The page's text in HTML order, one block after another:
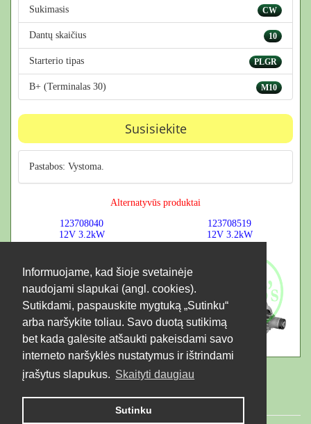
Informuojame, kad šioje svetainėje
naudojami slapukai (angl. cookies).
Sutikdami, paspauskite mygtuką „Sutinku“
arba naršykite toliau. Savo duotą sutikimą
bet kada galėsite atšaukti pakeisdami savo
interneto naršyklės nustatymus ir ištrindami
įrašytus slapukus. Skaityti daugiau
Sutinku
CW
Sukimasis
10
Dantų skaičius
PLGR
Starterio tipas
M10
B+ (Terminalas 30)
Susisiekite
Pastabos: Vystoma.
Alternatyvūs produktai
123708040
12V 3.2kW
123708519
12V 3.2kW